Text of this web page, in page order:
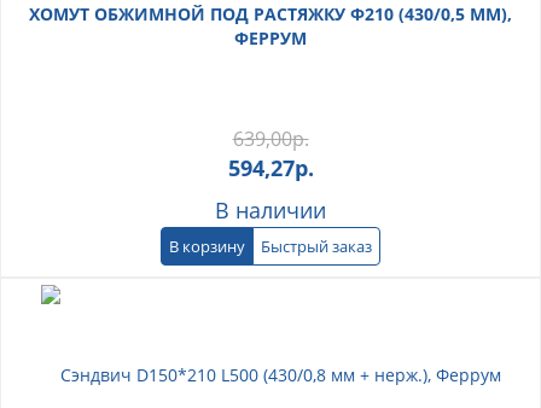
ХОМУТ ОБЖИМНОЙ ПОД РАСТЯЖКУ Ф210 (430/0,5 ММ),
ФЕРРУМ
639,00р.
594,27р.
В наличии
В корзину Быстрый заказ